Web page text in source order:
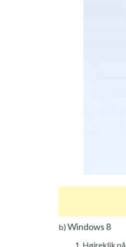
b) Windows 8
Højreklik på